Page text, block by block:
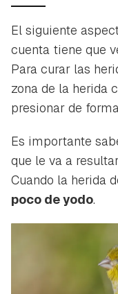
El siguiente
cuenta tiene que
Para curar las
zona de la herida
presionar de
Es importante
que le va a
Cuando la herida
poco de yodo.